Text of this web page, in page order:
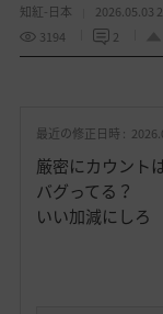
知紅-日本
2026.05.03
3194
2
最近の修正日時 :
厳密にカウント
バグってる？
いい加減にしろ